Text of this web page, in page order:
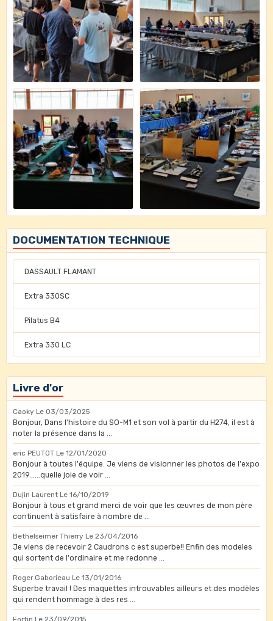
DOCUMENTATION TECHNIQUE
DASSAULT FLAMANT
Extra 330SC
Pilatus B4
Extra 330 LC
Livre d'or
Caoky Le 03/03/2025
Bonjour, Dans l'histoire du SO-M1 et son vol à partir du H274, il est à
noter la présence dans la ...
eric PEUTOT Le 12/01/2020
Bonjour à toutes l'équipe. Je viens de visionner les photos de l'expo
2019......quelle joie de voir ...
Dujin Laurent Le 16/10/2019
Bonjour à tous et grand merci de voir que les œuvres de mon père
continuent à satisfaire à nombre de ...
Bethelseimer Thierry Le 23/04/2016
Je viens de recevoir 2 Caudrons c est superbe!! Enfin des modeles
qui sortent de l'ordinaire et me redonne ...
Roger Gaborieau Le 13/01/2016
Superbe travail ! Des maquettes introuvables ailleurs et des modèles
qui rendent hommage à des res ...